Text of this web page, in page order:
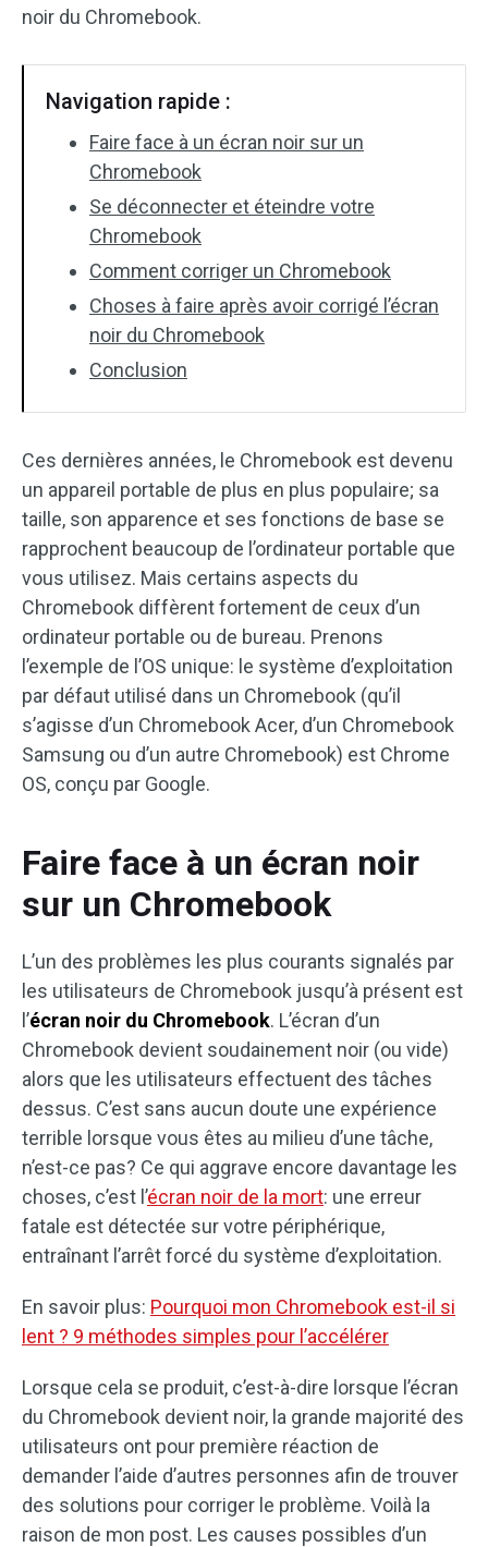
noir du Chromebook.
Navigation rapide :
Faire face à un écran noir sur un
Chromebook
Se déconnecter et éteindre votre
Chromebook
Comment corriger un Chromebook
Choses à faire après avoir corrigé l’écran
noir du Chromebook
Conclusion
Ces dernières années, le Chromebook est devenu
un appareil portable de plus en plus populaire; sa
taille, son apparence et ses fonctions de base se
rapprochent beaucoup de l’ordinateur portable que
vous utilisez. Mais certains aspects du
Chromebook diffèrent fortement de ceux d’un
ordinateur portable ou de bureau. Prenons
l’exemple de l’OS unique: le système d’exploitation
par défaut utilisé dans un Chromebook (qu’il
s’agisse d’un Chromebook Acer, d’un Chromebook
Samsung ou d’un autre Chromebook) est Chrome
OS, conçu par Google.
Faire face à un écran noir
sur un Chromebook
L’un des problèmes les plus courants signalés par
les utilisateurs de Chromebook jusqu’à présent est
l’écran noir du Chromebook. L’écran d’un
Chromebook devient soudainement noir (ou vide)
alors que les utilisateurs effectuent des tâches
dessus. C’est sans aucun doute une expérience
terrible lorsque vous êtes au milieu d’une tâche,
n’est-ce pas? Ce qui aggrave encore davantage les
choses, c’est l’écran noir de la mort: une erreur
fatale est détectée sur votre périphérique,
entraînant l’arrêt forcé du système d’exploitation.
En savoir plus: Pourquoi mon Chromebook est-il si
lent ? 9 méthodes simples pour l’accélérer
Lorsque cela se produit, c’est-à-dire lorsque l’écran
du Chromebook devient noir, la grande majorité des
utilisateurs ont pour première réaction de
demander l’aide d’autres personnes afin de trouver
des solutions pour corriger le problème. Voilà la
raison de mon post. Les causes possibles d’un